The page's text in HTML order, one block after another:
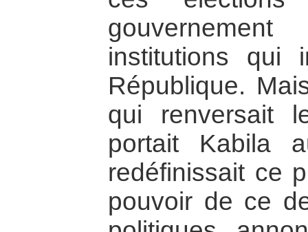
institutions qui
République.
qui renversait
portait Kabila
redéfinissait ce
pouvoir de ce